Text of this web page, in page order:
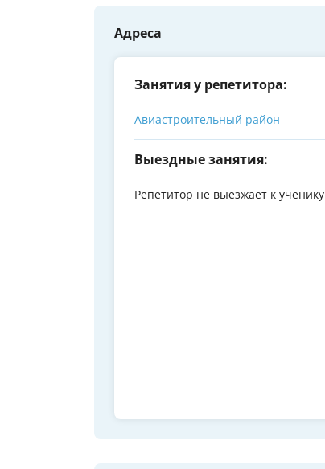
Адреса
Занятия у репетитора:
Авиастроительный район
Выездные занятия:
Репетитор не выезжает к ученику